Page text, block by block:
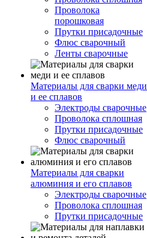
Проволока
порошковая
Прутки присадочные
Флюс сварочный
Ленты сварочные
Материалы для сварки меди
и ее сплавов
Электроды сварочные
Проволока сплошная
Прутки присадочные
Флюс сварочный
Материалы для сварки
алюминия и его сплавов
Электроды сварочные
Проволока сплошная
Прутки присадочные